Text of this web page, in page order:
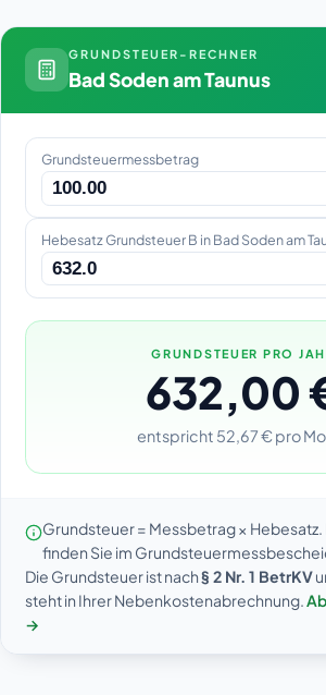
GRUNDSTEUER-RECHNER
Bad Soden am Taunus
Grundsteuermessbetrag
Hebesatz Grundsteuer B in Bad Soden am
GRUNDSTEUER PRO
632,00
entspricht 52,67 € pro
Grundsteuer = Messbetrag ×
finden Sie im
Die Grundsteuer ist nach§ 2 Nr. 1 BetrKV
steht in Ihrer Nebenkostenabrechnung.
→